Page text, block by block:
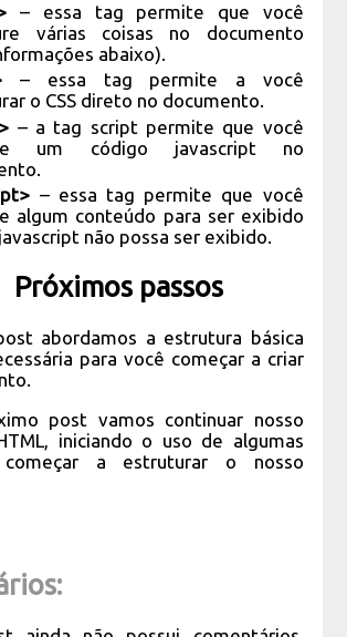
– essa tag permite que você
várias coisas no documento
abaixo).
– essa tag permite a você
o CSS direto no documento.
– a tag script permite que você
um código javascript no
– essa tag permite que você
algum conteúdo para ser exibido
não possa ser exibido.
Próximos passos
abordamos a estrutura básica
para você começar a criar
post vamos continuar nosso
iniciando o uso de algumas
a estruturar o nosso